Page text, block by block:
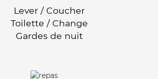
Lever / Coucher
Toilette / Change
Gardes de nuit